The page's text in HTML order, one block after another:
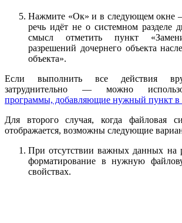
Нажмите «Ок» и в следующем окне
речь идёт не о системном разделе
смысл отметить пункт
разрешений дочернего объекта
объекта».
Если выполнить все действия
затруднительно — можно
программы, добавляющие нужный пункт в
Для второго случая, когда файловая
отображается, возможны следующие
При отсутствии важных данных на
форматирование в нужную
свойствах.